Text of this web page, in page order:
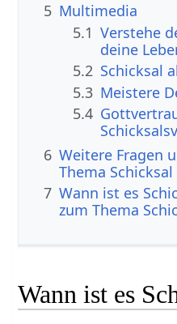
5 Multimedia
5.1 Verstehe
deine
5.2 Schicksal
5.3 Meistere
5.4
6 Weitere Fragen
Thema Schicksal
7 Wann ist es
zum Thema
Wann ist es